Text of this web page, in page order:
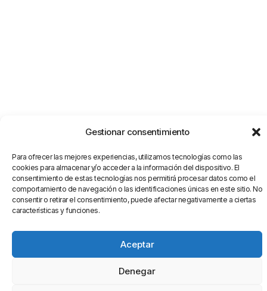
Gestionar consentimiento
Para ofrecer las mejores experiencias, utilizamos tecnologías como las
cookies para almacenar y/o acceder a la información del dispositivo. El
consentimiento de estas tecnologías nos permitirá procesar datos como el
comportamiento de navegación o las identificaciones únicas en este sitio. No
consentir o retirar el consentimiento, puede afectar negativamente a ciertas
características y funciones.
Aceptar
Denegar